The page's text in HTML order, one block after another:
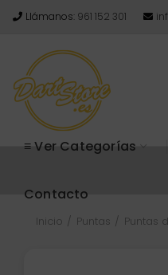
Llámanos: 961 152 301
≡ Ver Categorías
Contacto
Inicio Puntas Puntas